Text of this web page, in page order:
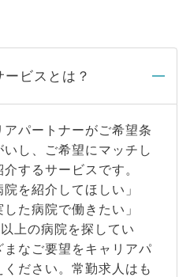
ビスとは？
パートナーがご希望条
し、ご希望にマッチし
するサービスです。
院を紹介してほしい」
した病院で働きたい」
上の病院を探してい
まなご要望をキャリアパ
ださい。常勤求人はも